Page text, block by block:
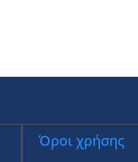
Όροι χρήσης